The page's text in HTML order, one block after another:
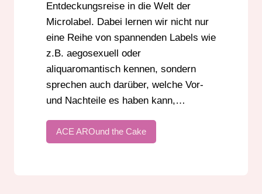
Entdeckungsreise in die Welt der
Microlabel. Dabei lernen wir nicht nur
eine Reihe von spannenden Labels wie
z.B. aegosexuell oder
aliquaromantisch kennen, sondern
sprechen auch darüber, welche Vor-
und Nachteile es haben kann,…
ACE AROund the Cake